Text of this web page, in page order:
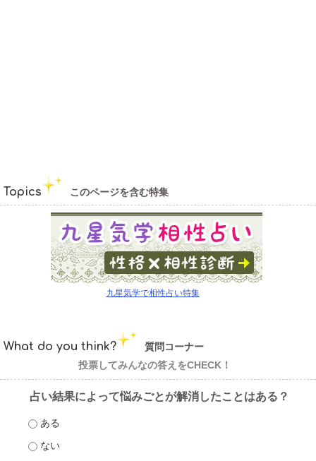
Topics このページを含む特集
九星気学で相性占い特集
What do you think?
質問コーナー
投票してみんなの答えをCHECK！
占い結果によって悩みごとが解消したことはある？
ある
ない